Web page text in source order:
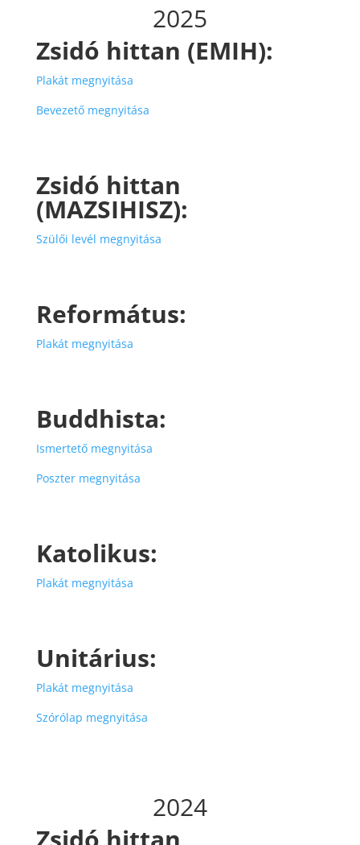
2025
Zsidó hittan (EMIH):
Plakát megnyitása
Bevezető megnyitása
Zsidó hittan
(MAZSIHISZ):
Szülői levél megnyitása
Református:
Plakát megnyitása
Buddhista:
Ismertető megnyitása
Poszter megnyitása
Katolikus:
Plakát megnyitása
Unitárius:
Plakát megnyitása
Szórólap megnyitása
2024